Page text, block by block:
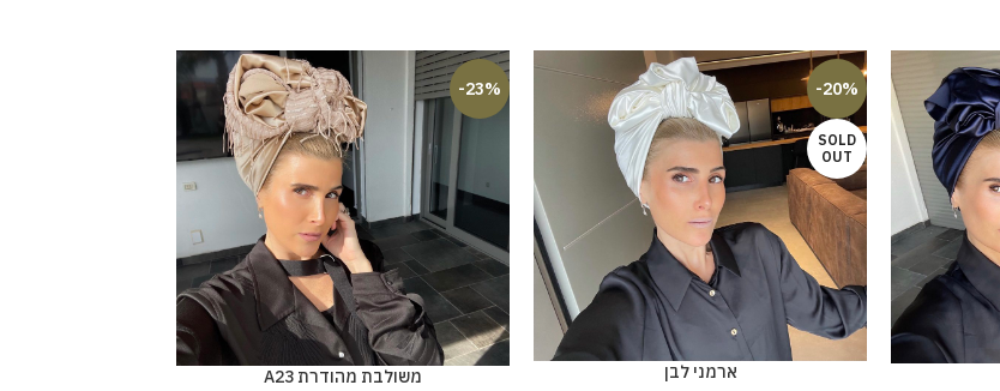
-20%
SOLD
OUT
ארמני לבן
-23%
משולבת מהודרת A23